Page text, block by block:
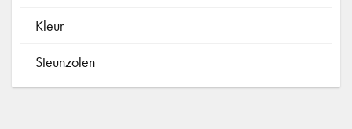
Kleur
Steunzolen